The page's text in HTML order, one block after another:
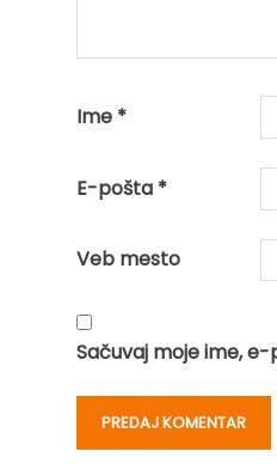
Ime *
E-pošta *
Veb mesto
Sačuvaj moje ime,